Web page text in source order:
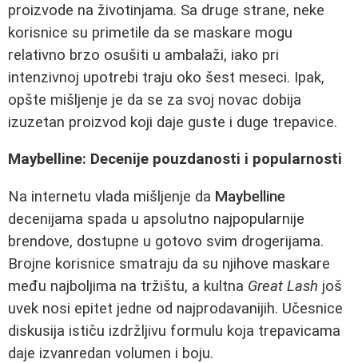
proizvode na životinjama. Sa druge strane, neke
korisnice su primetile da se maskare mogu
relativno brzo osušiti u ambalaži, iako pri
intenzivnoj upotrebi traju oko šest meseci. Ipak,
opšte mišljenje je da se za svoj novac dobija
izuzetan proizvod koji daje guste i duge trepavice.
Maybelline: Decenije pouzdanosti i popularnosti
Na internetu vlada mišljenje da Maybelline
decenijama spada u apsolutno najpopularnije
brendove, dostupne u gotovo svim drogerijama.
Brojne korisnice smatraju da su njihove maskare
među najboljima na tržištu, a kultna Great Lash još
uvek nosi epitet jedne od najprodavanijih. Učesnice
diskusija ističu izdržljivu formulu koja trepavicama
daje izvanredan volumen i boju.